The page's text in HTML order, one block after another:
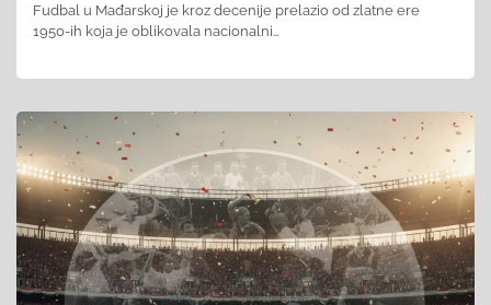
Fudbal u Mađarskoj je kroz decenije prelazio od zlatne ere
1950-ih koja je oblikovala nacionalni…